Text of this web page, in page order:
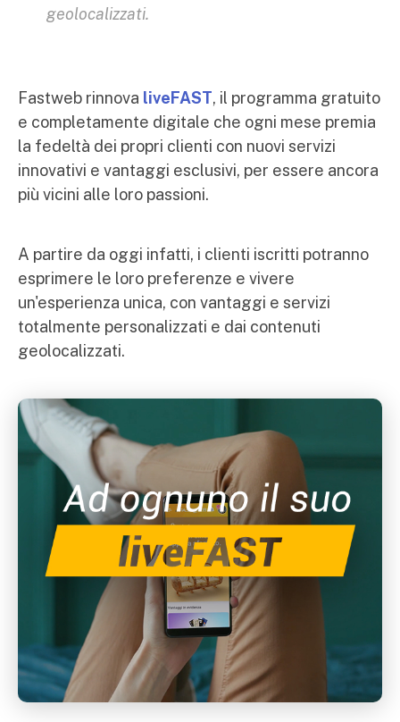
geolocalizzati.
Fastweb rinnova liveFAST, il programma gratuito
e completamente digitale che ogni mese premia
la fedeltà dei propri clienti con nuovi servizi
innovativi e vantaggi esclusivi, per essere ancora
più vicini alle loro passioni.
A partire da oggi infatti, i clienti iscritti potranno
esprimere le loro preferenze e vivere
un'esperienza unica, con vantaggi e servizi
totalmente personalizzati e dai contenuti
geolocalizzati.